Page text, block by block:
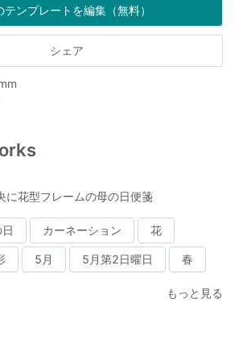
テンプレートを編集（無料）
シェア
に花型フレームの母の日便箋
カーネーション 花
5月 5月第2日曜日 春
もっと見る